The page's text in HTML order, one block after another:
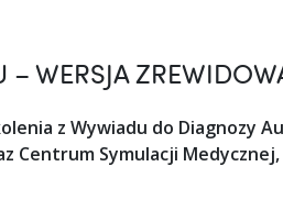
WERSJA
z Wywiadu do Diagnozy
Centrum Symulacji